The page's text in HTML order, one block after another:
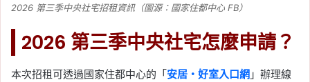
2026 第三季中央社宅招租資訊（圖源：國家住都中心 FB）
2026 第三季中央社宅怎麼申請？
本次招租可透過國家住都中心的「安居・好室入口網 」辦理線